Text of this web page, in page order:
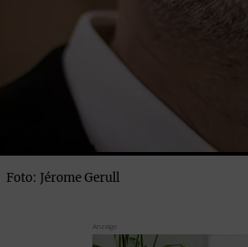
Foto: Jérome Gerull